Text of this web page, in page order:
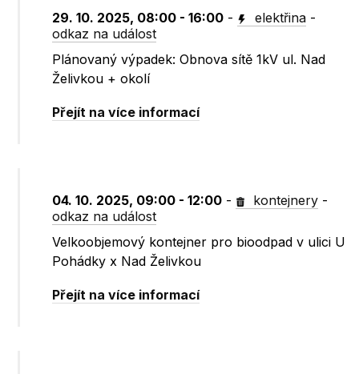
29. 10. 2025, 08:00 - 16:00 - elektřina -
odkaz na událost
Plánovaný výpadek: Obnova sítě 1kV ul. Nad
Želivkou + okolí
Přejít na více informací
04. 10. 2025, 09:00 - 12:00 - kontejnery -
odkaz na událost
Velkoobjemový kontejner pro bioodpad v ulici U
Pohádky x Nad Želivkou
Přejít na více informací